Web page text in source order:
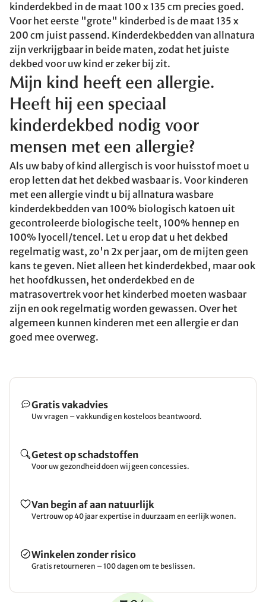
kinderdekbed in de maat 100 x 135 cm precies goed.
Voor het eerste "grote" kinderbed is de maat 135 x
200 cm juist passend. Kinderdekbedden van allnatura
zijn verkrijgbaar in beide maten, zodat het juiste
dekbed voor uw kind er zeker bij zit.
Mijn kind heeft een allergie.
Heeft hij een speciaal
kinderdekbed nodig voor
mensen met een allergie?
Als uw baby of kind allergisch is voor huisstof moet u
erop letten dat het dekbed wasbaar is. Voor kinderen
met een allergie vindt u bij allnatura wasbare
kinderdekbedden van 100% biologisch katoen uit
gecontroleerde biologische teelt, 100% hennep en
100% lyocell/tencel. Let u erop dat u het dekbed
regelmatig wast, zo'n 2x per jaar, om de mijten geen
kans te geven. Niet alleen het kinderdekbed, maar ook
het hoofdkussen, het onderdekbed en de
matrasovertrek voor het kinderbed moeten wasbaar
zijn en ook regelmatig worden gewassen. Over het
algemeen kunnen kinderen met een allergie er dan
goed mee overweg.
Gratis vakadvies
Uw vragen – vakkundig en kosteloos beantwoord.
Getest op schadstoffen
Voor uw gezondheid doen wij geen concessies.
Van begin af aan natuurlijk
Vertrouw op 40 jaar expertise in duurzaam en eerlijk wonen.
Winkelen zonder risico
Gratis retourneren – 100 dagen om te beslissen.